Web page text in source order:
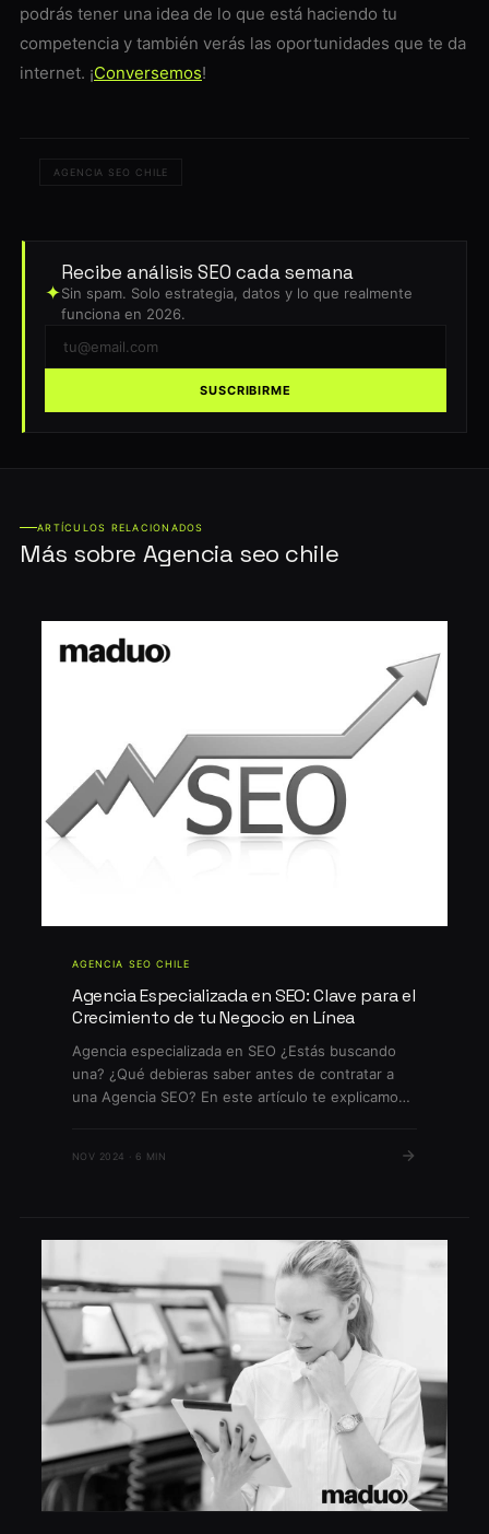
podrás tener una idea de lo que está haciendo tu
competencia y también verás las oportunidades que te da
internet. ¡Conversemos!
AGENCIA SEO CHILE
✦
Recibe análisis SEO cada semana
Sin spam. Solo estrategia, datos y lo que realmente
funciona en 2026.
SUSCRIBIRME
ARTÍCULOS RELACIONADOS
Más sobre Agencia seo chile
AGENCIA SEO CHILE
Agencia Especializada en SEO: Clave para el
Crecimiento de tu Negocio en Línea
Agencia especializada en SEO ¿Estás buscando
una? ¿Qué debieras saber antes de contratar a
una Agencia SEO? En este artículo te explicamos
vital, una agencia especializada en SEO se
NOV 2024 · 6 MIN